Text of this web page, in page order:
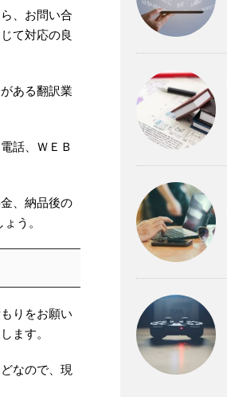
、お問い合
て対応の良
ある翻訳業
話、ＷＥＢ
、納品後の
う。
りをお願い
ます。
なので、現